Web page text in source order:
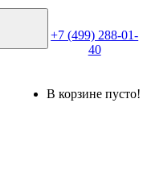
+7 (499) 288-01-
40
В корзине пусто!